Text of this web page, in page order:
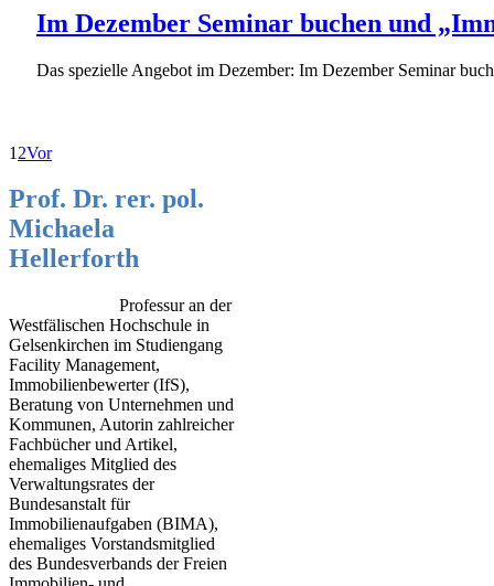
Im Dezember Seminar buchen und
Das spezielle Angebot im Dezember: Im Dezember Seminar
1 2Vor
Prof. Dr. rer. pol.
Michaela
Hellerforth
Professur an der
Westfälischen Hochschule in
Gelsenkirchen im Studiengang
Facility Management,
Immobilienbewerter (IfS),
Beratung von Unternehmen und
Kommunen, Autorin zahlreicher
Fachbücher und Artikel,
ehemaliges Mitglied des
Verwaltungsrates der
Bundesanstalt für
Immobilienaufgaben (BIMA),
ehemaliges Vorstandsmitglied
des Bundesverbands der Freien